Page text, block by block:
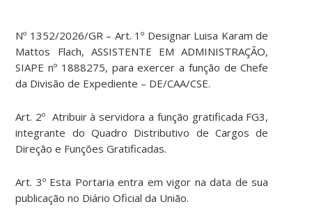
Nº 1352/2026/GR – Art. 1º Designar Luisa Karam de
Mattos Flach, ASSISTENTE EM ADMINISTRAÇÃO,
SIAPE nº 1888275, para exercer a função de Chefe
da Divisão de Expediente – DE/CAA/CSE.
Art. 2º Atribuir à servidora a função gratificada FG3,
integrante do Quadro Distributivo de Cargos de
Direção e Funções Gratificadas.
Art. 3º Esta Portaria entra em vigor na data de sua
publicação no Diário Oficial da União.